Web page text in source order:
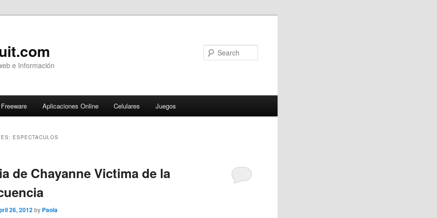
e Información
Freeware Aplicaciones Online Celulares Juegos
ESPECTACULOS
de Chayanne Victima de la
26, 2012 by Paola